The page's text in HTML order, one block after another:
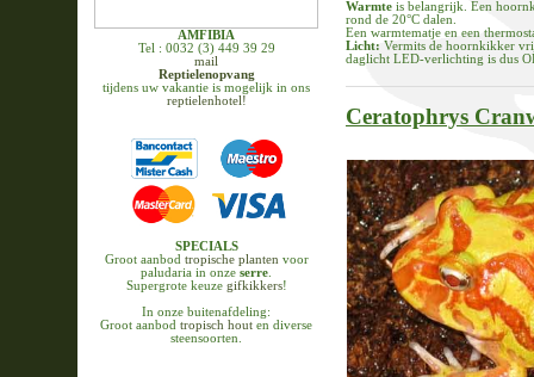
AMFIBIA
Tel : 0032 (3) 449 39 29
mail
Reptielenopvang
tijdens uw vakantie is mogelijk in ons
reptielenhotel!
SPECIALS
Groot aanbod tropische planten voor
paludaria in onze serre
Supergrote keuze gifkikkers!
In onze buitenafdeling:
Groot aanbod tropisch hout en diverse
steensoorten.
Warmte is belangrijk. Een
rond de 20°C dalen.
Een warmtematje en een
Licht: Vermits de hoornkikker
daglicht LED-verlichting is dus
Ceratophrys